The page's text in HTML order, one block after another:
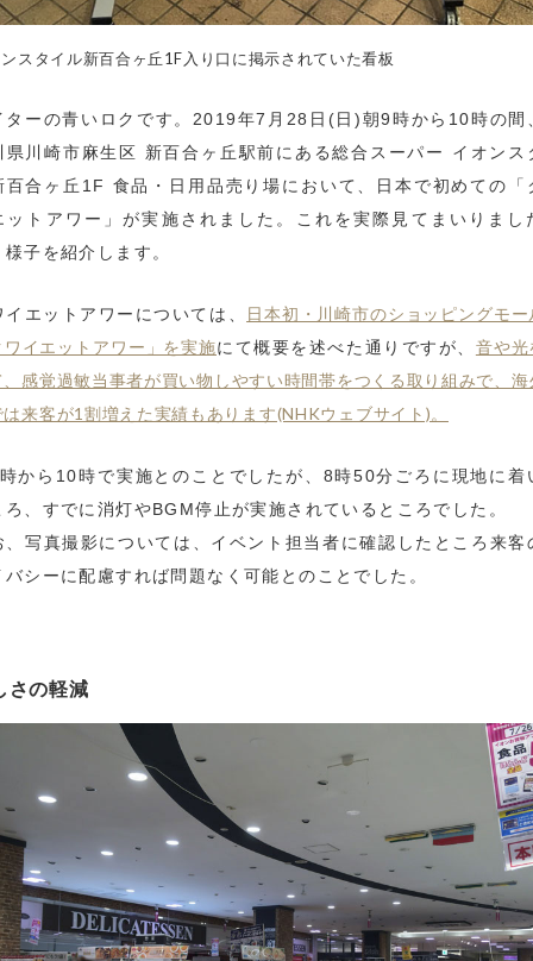
スタイル新百合ヶ丘1F入り口に掲示されていた看板
ターの青いロクです。2019年7月28日(日)朝9時から10時の間
県川崎市麻生区 新百合ヶ丘駅前にある総合スーパー イオンス
百合ヶ丘1F 食品・日用品売り場において、日本で初めての「
ットアワー」が実施されました。これを実際見てまいりまし
様子を紹介します。
イエットアワーについては、
日本初・川崎市のショッピングモー
ワイエットアワー」を実施にて概要を述べた通りですが、 音や光
、感覚過敏当事者が買い物しやすい時間帯をつくる取り組みで、海
来客が1割増えた実績もあります(NHKウェブサイト)。
から10時で実施とのことでしたが、8時50分ごろに現地に着
ろ、すでに消灯やBGM停止が実施されているところでした。
、写真撮影については、イベント担当者に確認したところ来客
バシーに配慮すれば問題なく可能とのことでした。
さの軽減